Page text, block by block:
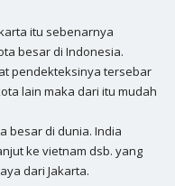
itu sebenarnya
besar di Indonesia.
pendekteksinya tersebar
lain maka dari itu mudah
besar di dunia. India
ke vietnam dsb. yang
dari Jakarta.